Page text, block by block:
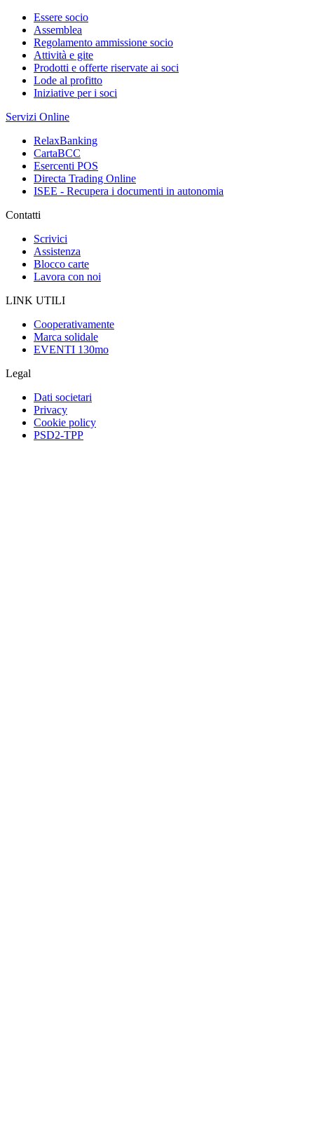
Essere socio
Assemblea
Regolamento ammissione socio
Attività e gite
Prodotti e offerte riservate ai soci
Lode al profitto
Iniziative per i soci
Servizi Online
RelaxBanking
CartaBCC
Esercenti POS
Directa Trading Online
ISEE - Recupera i documenti in autonomia
Contatti
Scrivici
Assistenza
Blocco carte
Lavora con noi
LINK UTILI
Cooperativamente
Marca solidale
EVENTI 130mo
Legal
Dati societari
Privacy
Cookie policy
PSD2-TPP